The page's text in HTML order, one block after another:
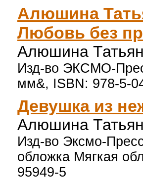
Алюшина
Любовь без
Алюшина
Изд-во ЭКСМО-
мм&, ISBN: 978-5-
Девушка из
Алюшина
Изд-во Эксмо-
обложка Мягкая
95949-5